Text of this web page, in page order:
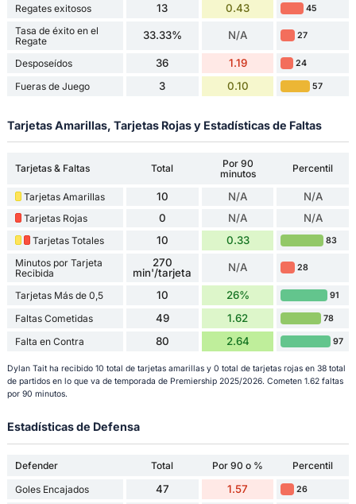
Regates exitosos 13 0.43 45
Tasa de éxito en el
Regate
33.33% N/A 27
Desposeídos 36 1.19 24
Fueras de Juego 3 0.10 57
Tarjetas Amarillas, Tarjetas Rojas y Estadísticas de Faltas
Tarjetas & Faltas Total
Por 90
minutos
Percentil
Tarjetas Amarillas 10 N/A N/A
Tarjetas Rojas 0 N/A N/A
Tarjetas Totales 10 0.33 83
Minutos por Tarjeta
Recibida
270
min'/tarjeta
N/A 28
Tarjetas Más de 0,5 10 26% 91
Faltas Cometidas 49 1.62 78
Falta en Contra 80 2.64 97
Dylan Tait ha recibido 10 total de tarjetas amarillas y 0 total de tarjetas rojas en 38 total
de partidos en lo que va de temporada de Premiership 2025/2026. Cometen 1.62 faltas
por 90 minutos.
Estadísticas de Defensa
Defender Total Por 90 o %
Percentil
Goles Encajados
47 1.57 26